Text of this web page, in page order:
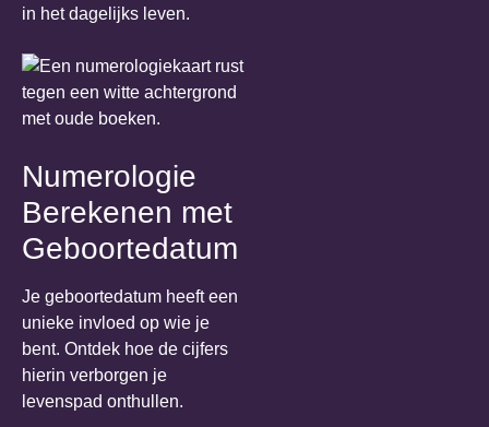
in het dagelijks leven.
Numerologie
Berekenen met
Geboortedatum
Je geboortedatum heeft een
unieke invloed op wie je
bent. Ontdek hoe de cijfers
hierin verborgen je
levenspad onthullen.